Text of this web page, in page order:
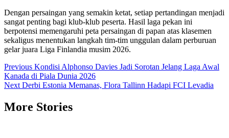
Dengan persaingan yang semakin ketat, setiap pertandingan menjadi
sangat penting bagi klub-klub peserta. Hasil laga pekan ini
berpotensi memengaruhi peta persaingan di papan atas klasemen
sekaligus menentukan langkah tim-tim unggulan dalam perburuan
gelar juara Liga Finlandia musim 2026.
Post
navigation
Previous Kondisi Alphonso Davies Jadi Sorotan Jelang Laga Awal
Kanada di Piala Dunia 2026
Next Derbi Estonia Memanas, Flora Tallinn Hadapi FCI Levadia
More Stories